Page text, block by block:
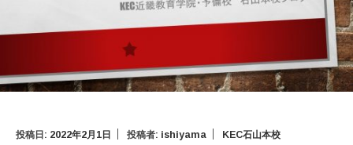
投稿日: 2022年2月1日 投稿者: ishiyama KEC石山本校